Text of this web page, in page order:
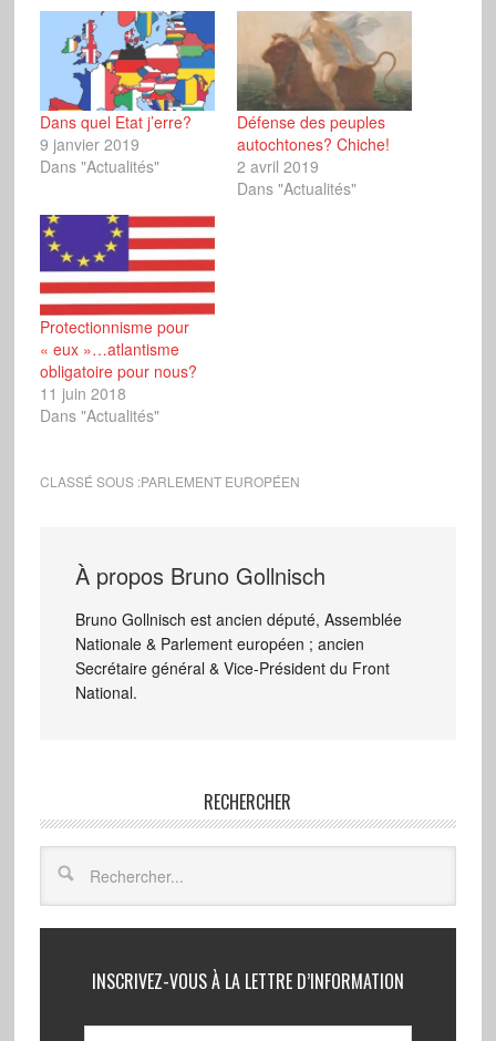
Dans quel Etat j’erre?
9 janvier 2019
Dans "Actualités"
Défense des peuples
autochtones? Chiche!
2 avril 2019
Dans "Actualités"
Protectionnisme pour
« eux »…atlantisme
obligatoire pour nous?
11 juin 2018
Dans "Actualités"
CLASSÉ SOUS :PARLEMENT EUROPÉEN
À propos Bruno Gollnisch
Bruno Gollnisch est ancien député, Assemblée
Nationale & Parlement européen ; ancien
Secrétaire général & Vice-Président du Front
National.
RECHERCHER
INSCRIVEZ-VOUS À LA LETTRE D’INFORMATION